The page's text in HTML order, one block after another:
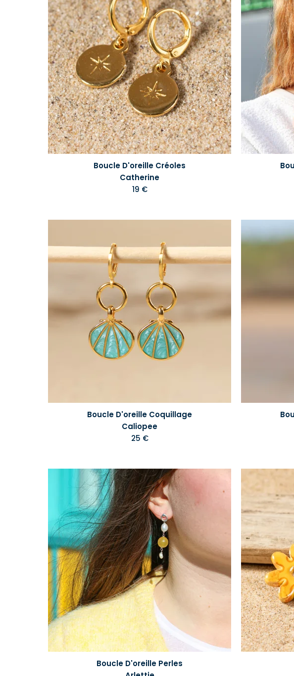
Boucle D'oreille Créoles
Catherine
19 €
Boucle D'oreille Coquillage
Caliopee
25 €
Boucle D'oreille Perles